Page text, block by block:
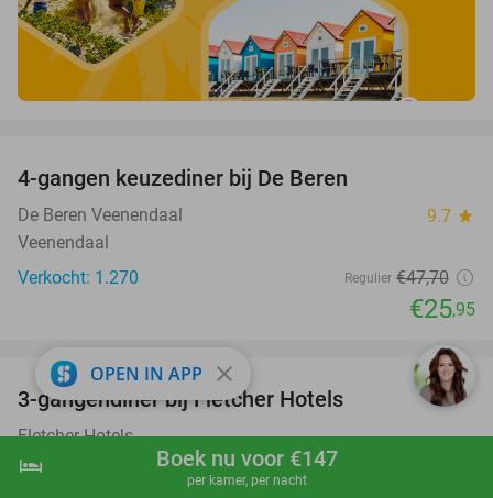
shopping_cart Boek nu
hotel Boek nu voor €147
per kamer, per nacht
4-gangen keuzediner bij De Beren
De Beren Veenendaal 9.7 star
Veenendaal
Verkocht: 1.270
Regulier €47,70
€25,95
42%
favorite_border
3-gangendiner bij Fletcher Hotels
Fletcher Hotels
Wolfheze (+ meerdere locaties)
OPEN IN APP close